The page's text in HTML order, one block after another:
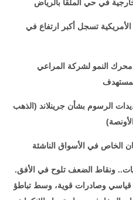
في حي الملقا بالرياض
تسجل أكبر ارتفاع في
محرك النمو لشركة المراعي
الرسوم بشأن جرينلاند (الذهب
الخاص في الأسواق الناشئة
ونقاط الضعف تلوح في الأفق.
تجاري قياسي وصادرات قوية، وسط تباطؤ